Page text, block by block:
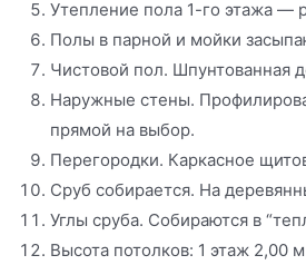
Утепление пола 1-го этажа —
Полы в парной и мойки
Чистовой пол. Шпунтованная
Наружные стены.
прямой на выбор.
Перегородки. Каркасное
Сруб собирается. На
Углы сруба. Собираются в
Высота потолков: 1 этаж 2,00